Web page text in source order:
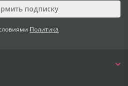
подписку
Политика